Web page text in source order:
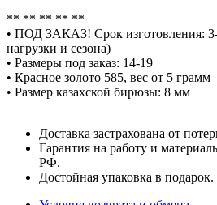
** ** ** ** **
• ПОД ЗАКАЗ! Срок изготовления: 3-
нагрузки и сезона)
• Размеры под заказ: 14-19
• Красное золото 585, вес от 5 грамм
• Размер казахской бирюзы: 8 мм
Доставка застрахована от
Гарантия на работу и
РФ.
Достойная упаковка в подарок.